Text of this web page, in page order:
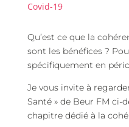
Covid-19
Qu’est ce que la
sont les bénéfices ?
spécifiquement en
Je vous invite à
Santé » de Beur FM ci-
chapitre dédié à la